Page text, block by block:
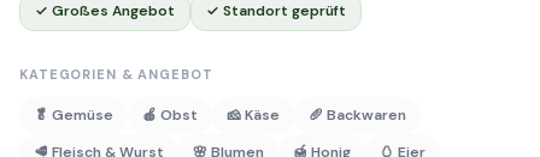
✓ Großes Angebot ✓ Standort geprüft
KATEGORIEN & ANGEBOT
🥬 Gemüse 🍎 Obst 🧀 Käse
🥖 Backwaren
🥩 Fleisch & Wurst
🌸 Blumen 🍯 Honig 🥚 Eier